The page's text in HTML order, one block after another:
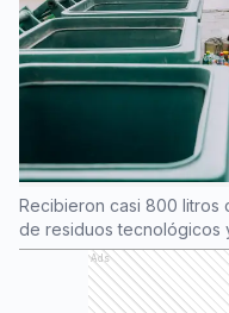
Recibieron casi 800 litros
de residuos tecnológicos
Ads